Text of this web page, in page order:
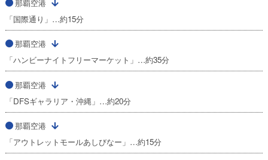
那覇空港
「国際通り」…約15分
那覇空港
「ハンビーナイトフリーマーケット」…約35分
那覇空港
「DFSギャラリア・沖縄」…約20分
那覇空港
「アウトレットモールあしびなー」…約15分